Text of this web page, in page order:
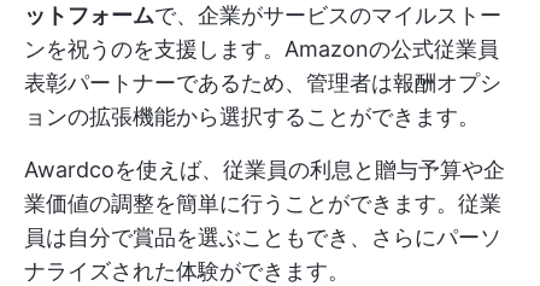
ットフォームで、企業がサービスのマイルストー
ンを祝うのを支援します。Amazonの公式従業員
表彰パートナーであるため、管理者は報酬オプシ
ョンの拡張機能から選択することができます。
Awardcoを使えば、従業員の利息と贈与予算や企
業価値の調整を簡単に行うことができます。従業
員は自分で賞品を選ぶこともでき、さらにパーソ
ナライズされた体験ができます。